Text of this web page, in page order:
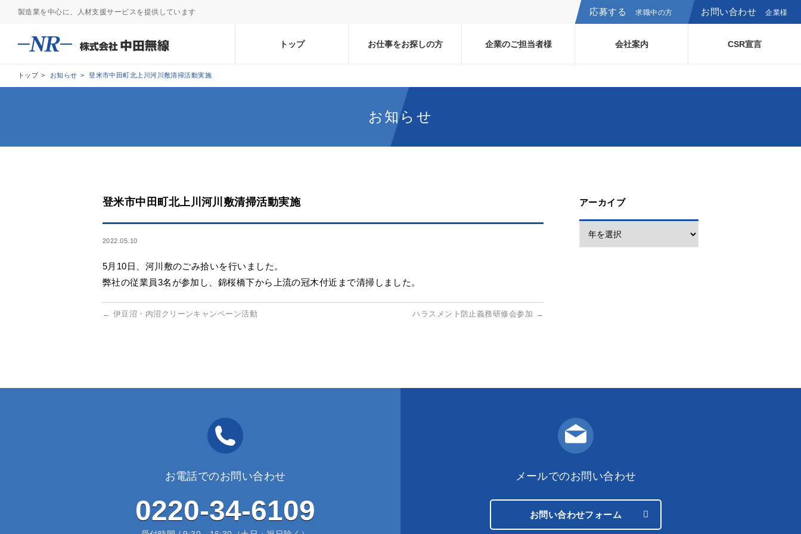
製造業を中心に、人材支援サービスを提供しています 応募する 求職中の方 お問い合わせ 企業様
トップ お仕事をお探しの方 企業のご担当者様 会社案内 CSR宣言
トップ > お知らせ > 登米市中田町北上川河川敷清掃活動実施
お知らせ
登米市中田町北上川河川敷清掃活動実施
2022.05.10
5月10日、河川敷のごみ拾いを行いました。
弊社の従業員3名が参加し、錦桜橋下から上流の冠木付近まで清掃しました。
← 伊豆沼・内沼クリーンキャンペーン活動 ハラスメント防止義務研修会参加 →
アーカイブ
お電話でのお問い合わせ
0220-34-6109
メールでのお問い合わせ
お問い合わせフォーム